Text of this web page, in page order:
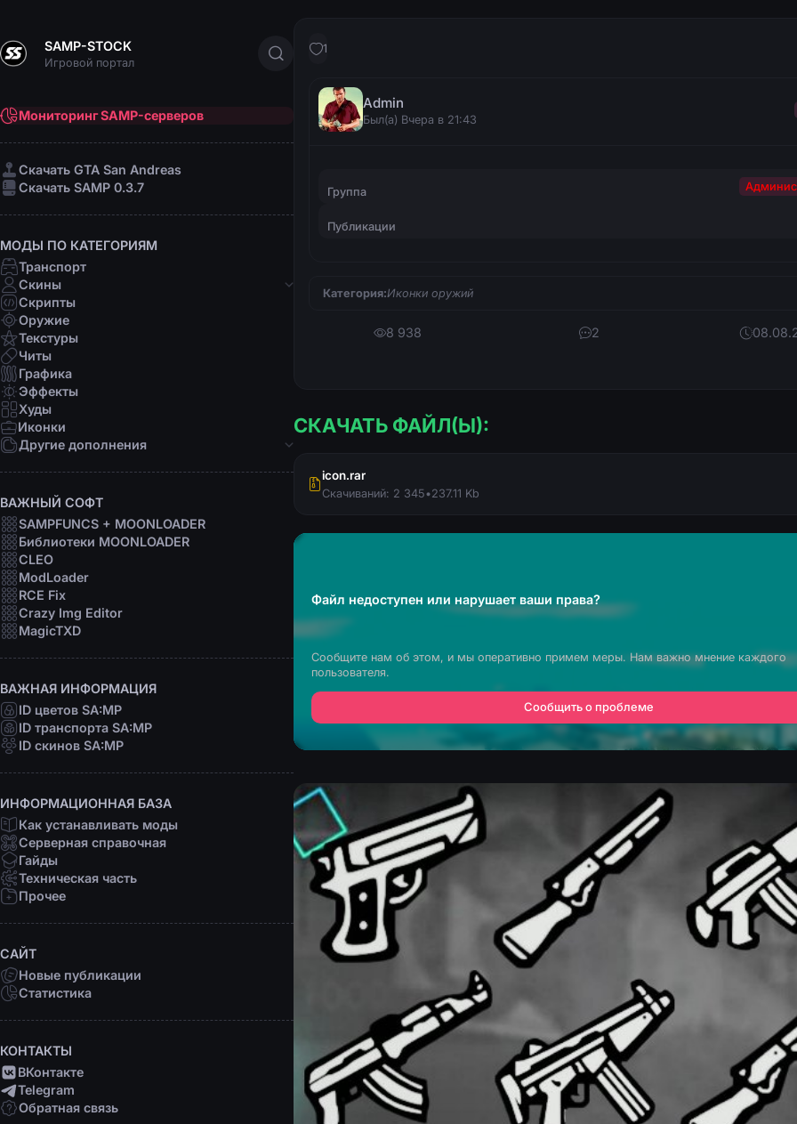
SAMP-STOCK
Игровой портал
Мониторинг SAMP-серверов
Cкачать GTA San Andreas
Cкачать SAMP 0.3.7
МОДЫ ПО КАТЕГОРИЯМ
Транспорт
Скины
Банды
Афро-американцы
Латино
Мафии
Организации
Девушки
Персоны
Рофл
Скрипты
Оружие
Текстуры
Читы
Графика
Эффекты
Худы
Иконки
Другие дополнения
Звуки
Анимации
Шрифты
Прицелы
Радары
Программы
ВАЖНЫЙ СОФТ
SAMPFUNCS + MOONLOADER
Библиотеки MOONLOADER
CLEO
ModLoader
RCE Fix
Crazy Img Editor
MagicTXD
ВАЖНАЯ ИНФОРМАЦИЯ
ID цветов SA:MP
ID транспорта SA:MP
ID скинов SA:MP
ИНФОРМАЦИОННАЯ БАЗА
Как устанавливать моды
Серверная справочная
Гайды
Техническая часть
Прочее
САЙТ
Новые публикации
Статистика
КОНТАКТЫ
ВКонтакте
Telegram
Обратная связь
1
Admin
Был(а) Вчера в 21:43
Группа
Публикации
Категория:Иконки оружий
8 938 2
СКАЧАТЬ ФАЙЛ(Ы):
icon.rar
Скачиваний: 2 345•237.11 Kb
Файл недоступен или нарушает ваши права?
Сообщите нам об этом, и мы оперативно примем меры. Нам важно мнение каждого
пользователя.
Сообщить о проблеме